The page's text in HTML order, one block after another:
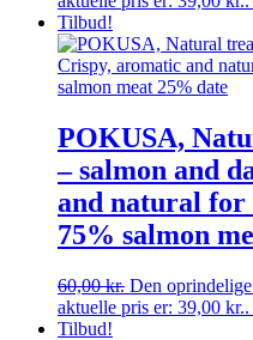
Tilbud!
POKUSA,
– salmon and
and natural for
75% salmon
60,00kr. Den
aktuelle pris er: 39,00 kr..
Tilbud!